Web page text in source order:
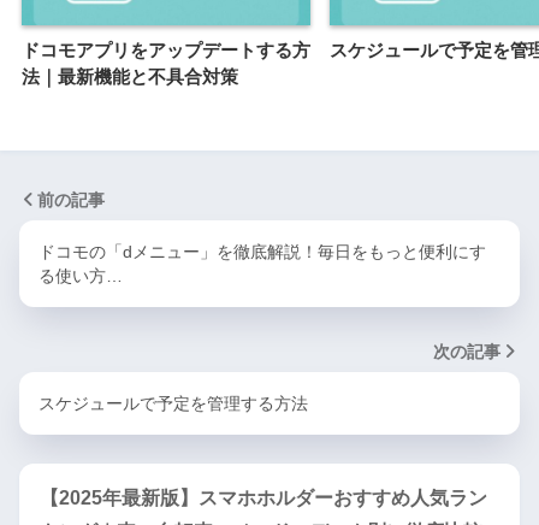
ドコモアプリをアップデートする方
法｜最新機能と不具合対策
スケジュールで予定を管
前の記事
ドコモの「dメニュー」を徹底解説！毎日をもっと便利にす
る使い方…
次の記事
スケジュールで予定を管理する方法
【2025年最新版】スマホホルダーおすすめ人気ラン